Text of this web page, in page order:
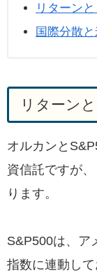
リターン
国際分散
リターン
オルカンと
資信託ですが
ります。
S&P500は、ア
指数に連動し